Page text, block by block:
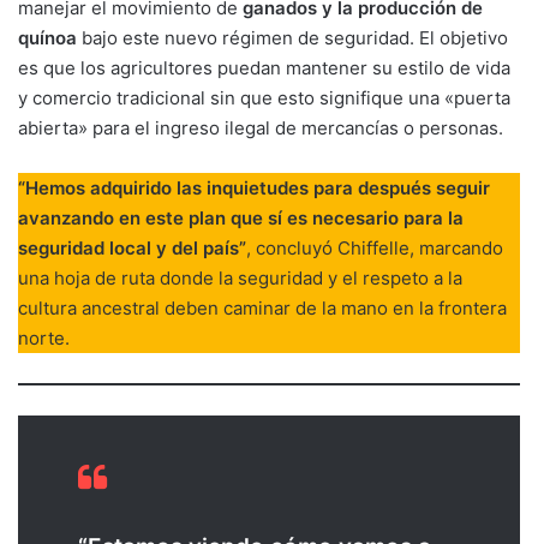
manejar el movimiento de ganados y la producción de
quínoa bajo este nuevo régimen de seguridad. El objetivo
es que los agricultores puedan mantener su estilo de vida
y comercio tradicional sin que esto signifique una «puerta
abierta» para el ingreso ilegal de mercancías o personas.
“Hemos adquirido las inquietudes para después seguir
avanzando en este plan que sí es necesario para la
seguridad local y del país”, concluyó Chiffelle, marcando
una hoja de ruta donde la seguridad y el respeto a la
cultura ancestral deben caminar de la mano en la frontera
norte.